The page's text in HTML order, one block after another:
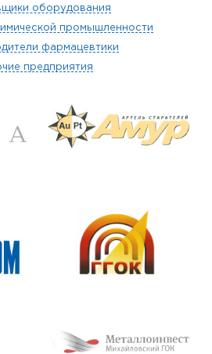
оборудования
промышленности
фармацевтики
предприятия